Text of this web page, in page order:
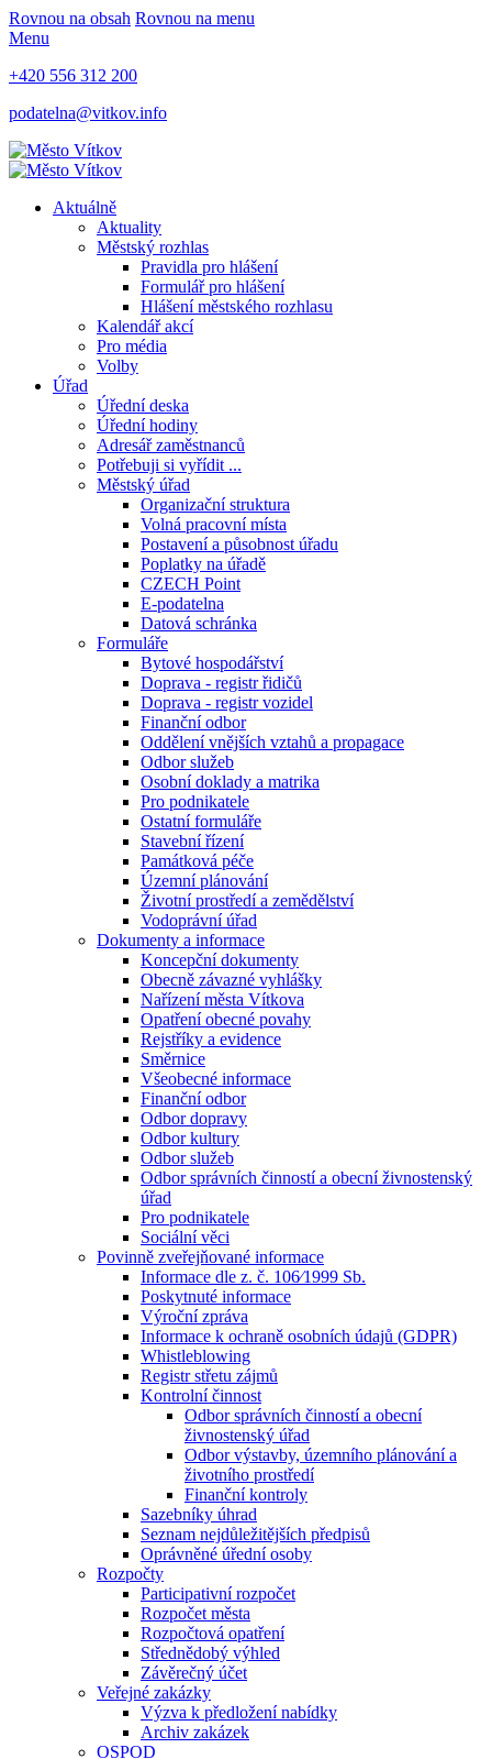
Rovnou na obsah Rovnou na menu
Menu
+420 556 312 200
podatelna@vitkov.info
Aktuálně
Aktuality
Městský rozhlas
Pravidla pro hlášení
Formulář pro hlášení
Hlášení městského rozhlasu
Kalendář akcí
Pro média
Volby
Úřad
Úřední deska
Úřední hodiny
Adresář zaměstnanců
Potřebuji si vyřídit ...
Městský úřad
Organizační struktura
Volná pracovní místa
Postavení a působnost úřadu
Poplatky na úřadě
CZECH Point
E-podatelna
Datová schránka
Formuláře
Bytové hospodářství
Doprava - registr řidičů
Doprava - registr vozidel
Finanční odbor
Oddělení vnějších vztahů a propagace
Odbor služeb
Osobní doklady a matrika
Pro podnikatele
Ostatní formuláře
Stavební řízení
Památková péče
Územní plánování
Životní prostředí a zemědělství
Vodoprávní úřad
Dokumenty a informace
Koncepční dokumenty
Obecně závazné vyhlášky
Nařízení města Vítkova
Opatření obecné povahy
Rejstříky a evidence
Směrnice
Všeobecné informace
Finanční odbor
Odbor dopravy
Odbor kultury
Odbor služeb
Odbor správních činností a obecní živnostenský
úřad
Pro podnikatele
Sociální věci
Povinně zveřejňované informace
Informace dle z. č. 106⁄1999 Sb.
Poskytnuté informace
Výroční zpráva
Informace k ochraně osobních údajů (GDPR)
Whistleblowing
Registr střetu zájmů
Kontrolní činnost
Odbor správních činností a obecní
živnostenský úřad
Odbor výstavby, územního plánování a
životního prostředí
Finanční kontroly
Sazebníky úhrad
Seznam nejdůležitějších předpisů
Oprávněné úřední osoby
Rozpočty
Participativní rozpočet
Rozpočet města
Rozpočtová opatření
Střednědobý výhled
Závěrečný účet
Veřejné zakázky
Výzva k předložení nabídky
Archiv zakázek
OSPOD